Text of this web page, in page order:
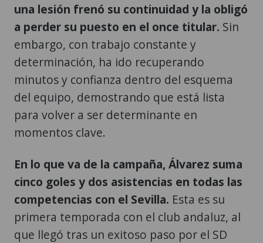
una lesión frenó su continuidad y la obligó
a perder su puesto en el once titular. Sin
embargo, con trabajo constante y
determinación, ha ido recuperando
minutos y confianza dentro del esquema
del equipo, demostrando que está lista
para volver a ser determinante en
momentos clave.
En lo que va de la campaña, Álvarez suma
cinco goles y dos asistencias en todas las
competencias con el Sevilla. Esta es su
primera temporada con el club andaluz, al
que llegó tras un exitoso paso por el SD